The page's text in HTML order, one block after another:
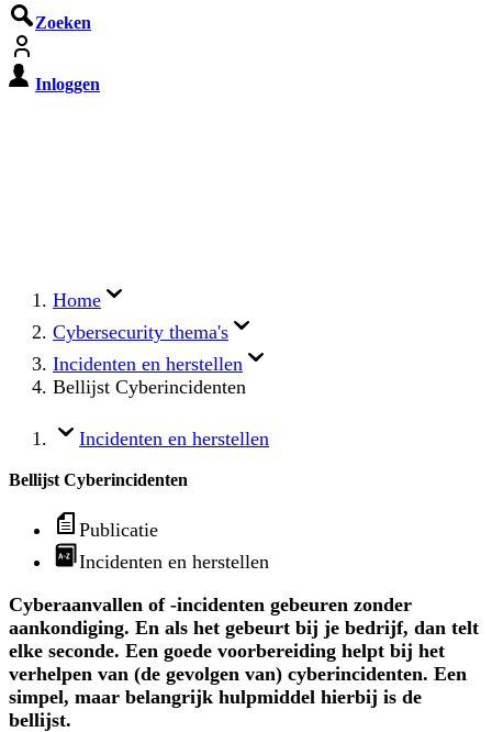
Zoeken
Inloggen
Home
Cybersecurity thema's
Incidenten en herstellen
Bellijst Cyberincidenten
Incidenten en herstellen
Bellijst Cyberincidenten
Publicatie
Incidenten en herstellen
Cyberaanvallen of -incidenten gebeuren zonder
aankondiging. En als het gebeurt bij je bedrijf, dan telt
elke seconde. Een goede voorbereiding helpt bij het
verhelpen van (de gevolgen van) cyberincidenten. Een
simpel, maar belangrijk hulpmiddel hierbij is de
bellijst.